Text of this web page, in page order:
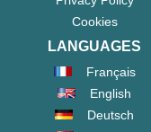
Cookies
LANGUAGES
Français
English
Deutsch